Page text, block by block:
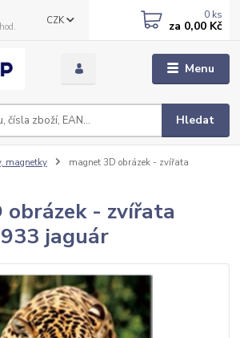
Menu
CZK
Hledat
0 ks
za 0,00 Kč
magnetky
magnet 3D obrázek - zvířata
obrázek - zvířata
jaguár